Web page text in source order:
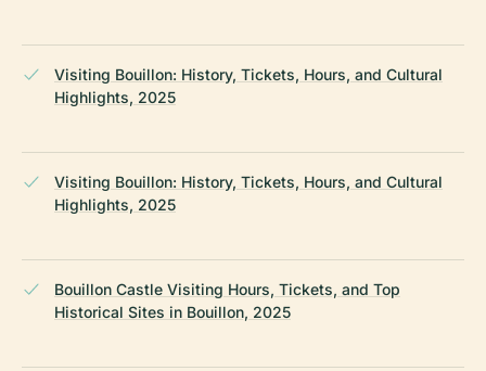
Visiting Bouillon: History, Tickets, Hours, and Cultural
Highlights, 2025
Visiting Bouillon: History, Tickets, Hours, and Cultural
Highlights, 2025
Bouillon Castle Visiting Hours, Tickets, and Top
Historical Sites in Bouillon, 2025